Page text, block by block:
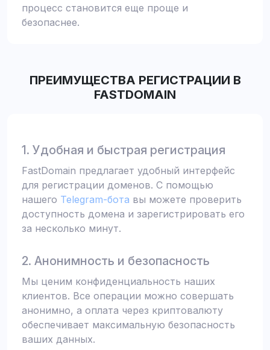
процесс становится еще проще и
безопаснее.
ПРЕИМУЩЕСТВА РЕГИСТРАЦИИ В
FASTDOMAIN
1. Удобная и быстрая регистрация
FastDomain предлагает удобный интерфейс
для регистрации доменов. С помощью
нашего Telegram-бота вы можете проверить
доступность домена и зарегистрировать его
за несколько минут.
2. Анонимность и безопасность
Мы ценим конфиденциальность наших
клиентов. Все операции можно совершать
анонимно, а оплата через криптовалюту
обеспечивает максимальную безопасность
ваших данных.